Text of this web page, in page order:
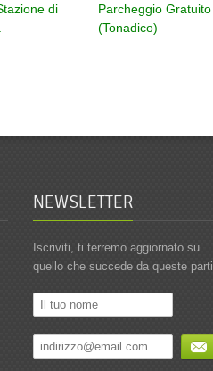
di
Parcheggio Gratuito
(Tonadico)
NEWSLETTER
Iscriviti, ti terremo aggiornato su
quello che succede da queste parti.